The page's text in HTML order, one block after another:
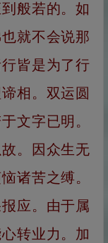
般若的。如
就不会说那
皆是为了行
相。双运圆
文字已明。
。因众生无
诸苦之缚。
应。由于属
转业力。加